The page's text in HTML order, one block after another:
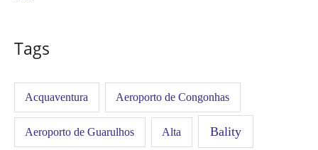
Tags
Acquaventura Aeroporto de Congonhas
Aeroporto de Guarulhos Alta Bality